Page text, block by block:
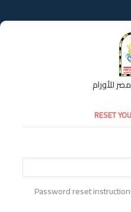
للأورام
RESET
Password reset